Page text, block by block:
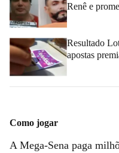
Renê e
Resultado
apostas
Como jogar
A Mega-Sena paga